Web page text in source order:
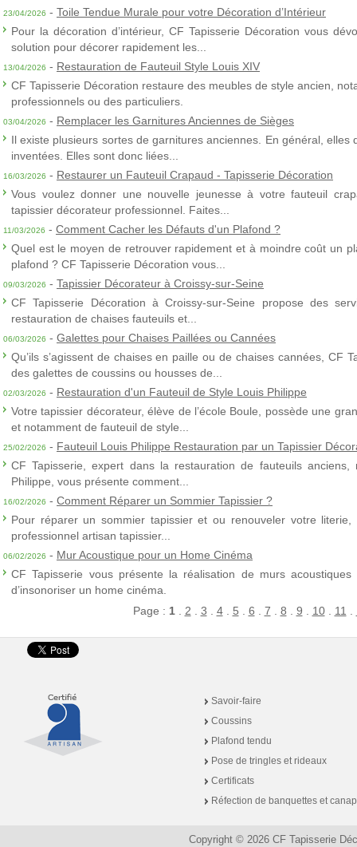
23/04/2026 - Toile Tendue Murale pour votre Décoration d’Intérieur
Pour la décoration d’intérieur, CF Tapisserie Décoration vous
solution pour décorer rapidement les...
13/04/2026 - Restauration de Fauteuil Style Louis XIV
CF Tapisserie Décoration restaure des meubles de style ancien,
professionnels ou des particuliers.
03/04/2026 - Remplacer les Garnitures Anciennes de Sièges
Il existe plusieurs sortes de garnitures anciennes. En général, elles
inventées. Elles sont donc liées...
16/03/2026 - Restaurer un Fauteuil Crapaud - Tapisserie Décoration
Vous voulez donner une nouvelle jeunesse à votre fauteuil
tapissier décorateur professionnel. Faites...
11/03/2026 - Comment Cacher les Défauts d'un Plafond ?
Quel est le moyen de retrouver rapidement et à moindre coût un
plafond ? CF Tapisserie Décoration vous...
09/03/2026 - Tapissier Décorateur à Croissy-sur-Seine
CF Tapisserie Décoration à Croissy-sur-Seine propose des
restauration de chaises fauteuils et...
06/03/2026 - Galettes pour Chaises Paillées ou Cannées
Qu’ils s’agissent de chaises en paille ou de chaises cannées, CF
des galettes de coussins ou housses de...
02/03/2026 - Restauration d'un Fauteuil de Style Louis Philippe
Votre tapissier décorateur, élève de l’école Boule, possède une
et notamment de fauteuil de style...
25/02/2026 - Fauteuil Louis Philippe Restauration par un Tapissier
CF Tapisserie, expert dans la restauration de fauteuils
Philippe, vous présente comment...
16/02/2026 - Comment Réparer un Sommier Tapissier ?
Pour réparer un sommier tapissier et ou renouveler votre
professionnel artisan tapissier...
06/02/2026 - Mur Acoustique pour un Home Cinéma
CF Tapisserie vous présente la réalisation de murs
d’insonoriser un home cinéma.
Page : 1. 2 3 4. 5 6 7 8 9 10. 11
Savoir-faire
Coussins
Plafond tendu
Pose de tringles et rideaux
Certificats
Réfection de banquettes et
Copyright © 2026 CF Tapisserie